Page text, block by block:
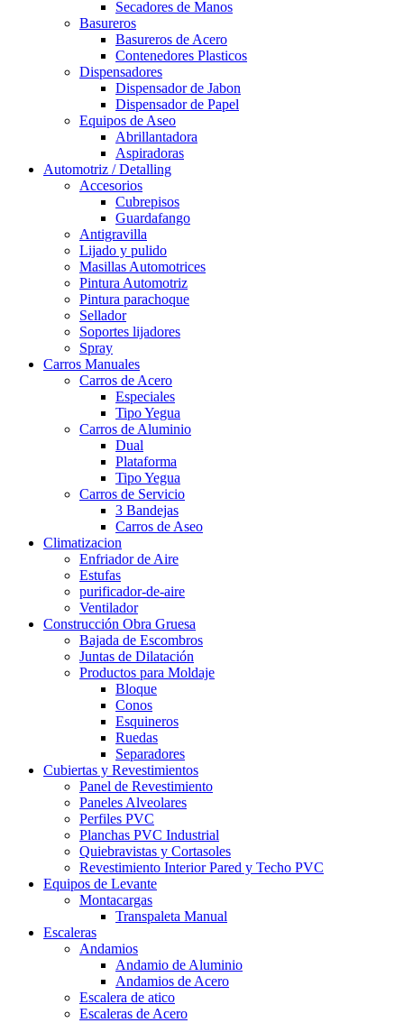
Secadores de Manos
Basureros
Basureros de Acero
Contenedores Plasticos
Dispensadores
Dispensador de Jabon
Dispensador de Papel
Equipos de Aseo
Abrillantadora
Aspiradoras
Automotriz / Detalling
Accesorios
Cubrepisos
Guardafango
Antigravilla
Lijado y pulido
Masillas Automotrices
Pintura Automotriz
Pintura parachoque
Sellador
Soportes lijadores
Spray
Carros Manuales
Carros de Acero
Especiales
Tipo Yegua
Carros de Aluminio
Dual
Plataforma
Tipo Yegua
Carros de Servicio
3 Bandejas
Carros de Aseo
Climatizacion
Enfriador de Aire
Estufas
purificador-de-aire
Ventilador
Construcción Obra Gruesa
Bajada de Escombros
Juntas de Dilatación
Productos para Moldaje
Bloque
Conos
Esquineros
Ruedas
Separadores
Cubiertas y Revestimientos
Panel de Revestimiento
Paneles Alveolares
Perfiles PVC
Planchas PVC Industrial
Quiebravistas y Cortasoles
Revestimiento Interior Pared y Techo PVC
Equipos de Levante
Montacargas
Transpaleta Manual
Escaleras
Andamios
Andamio de Aluminio
Andamios de Acero
Escalera de atico
Escaleras de Acero